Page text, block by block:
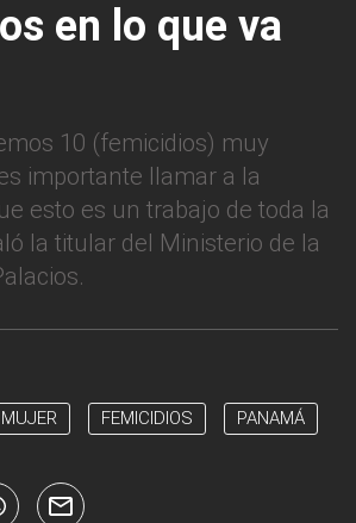
en lo que va
10 (femicidios) muy
importante llamar a la
esto es un trabajo de toda la
la titular del Ministerio de la
FEMICIDIOS PANAMÁ